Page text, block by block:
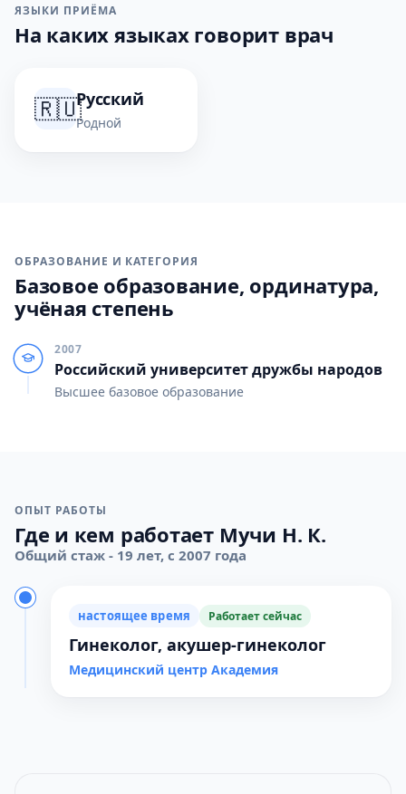
ЯЗЫКИ ПРИЁМА
На каких языках говорит врач
🇷🇺Русский
Родной
ОБРАЗОВАНИЕ И КАТЕГОРИЯ
Базовое образование, ординатура,
учёная степень
2007
Российский университет дружбы народов
Высшее базовое образование
ОПЫТ РАБОТЫ
Где и кем работает Мучи Н. К.
Общий стаж - 19 лет, с 2007 года
настоящее время Работает сейчас
Гинеколог, акушер-гинеколог
Медицинский центр Академия